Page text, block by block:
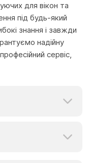
для вікон та
під будь-який
знання і завжди
надійну
сервіс,